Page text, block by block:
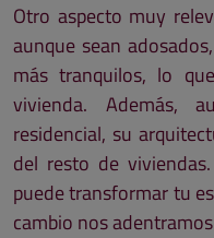
Otro aspecto muy
aunque sean
más tranquilos, lo
vivienda. Además,
residencial, su
del resto de
puede transformar tu
cambio nos